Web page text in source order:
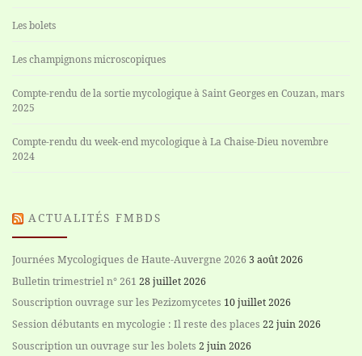
Les bolets
Les champignons microscopiques
Compte-rendu de la sortie mycologique à Saint Georges en Couzan, mars
2025
Compte-rendu du week-end mycologique à La Chaise-Dieu novembre
2024
ACTUALITÉS FMBDS
Journées Mycologiques de Haute-Auvergne 20263 août 2026
Bulletin trimestriel n° 261 28 juillet 2026
Souscription ouvrage sur les Pezizomycetes 10 juillet 2026
Session débutants en mycologie : Il reste des places 22 juin 2026
Souscription un ouvrage sur les bolets 2 juin 2026